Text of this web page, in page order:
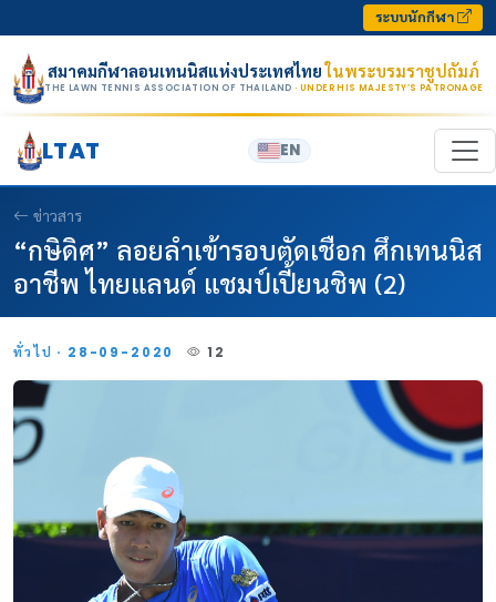
ระบบนักกีฬา
สมาคมกีฬาลอนเทนนิสแห่งประเทศไทยในพระบรมราชูปถัมภ์
THE LAWN TENNIS ASSOCIATION OF THAILAND · UNDER HIS MAJESTY’S PATRONAGE
LTAT EN
ข่าวสาร
“กษิดิศ” ลอยลำเข้ารอบตัดเชือก ศึกเทนนิส
อาชีพ ไทยแลนด์ แชมป์เปี้ยนชิพ (2)
ทั่วไป · 28-09-2020 12